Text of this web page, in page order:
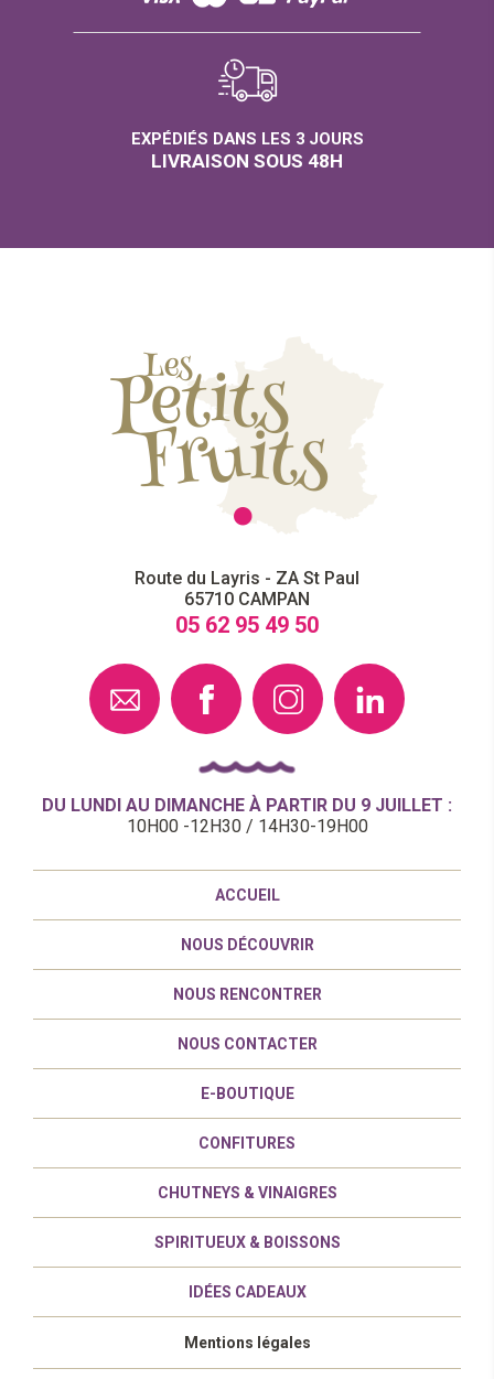
EXPÉDIÉS DANS LES 3 JOURS
LIVRAISON SOUS 48H
Route du Layris - ZA St Paul
65710 CAMPAN
05 62 95 49 50
DU LUNDI AU DIMANCHE À PARTIR DU 9 JUILLET :
10H00 -12H30 / 14H30-19H00
ACCUEIL
NOUS DÉCOUVRIR
NOUS RENCONTRER
NOUS CONTACTER
E-BOUTIQUE
CONFITURES
CHUTNEYS & VINAIGRES
SPIRITUEUX & BOISSONS
IDÉES CADEAUX
Mentions légales